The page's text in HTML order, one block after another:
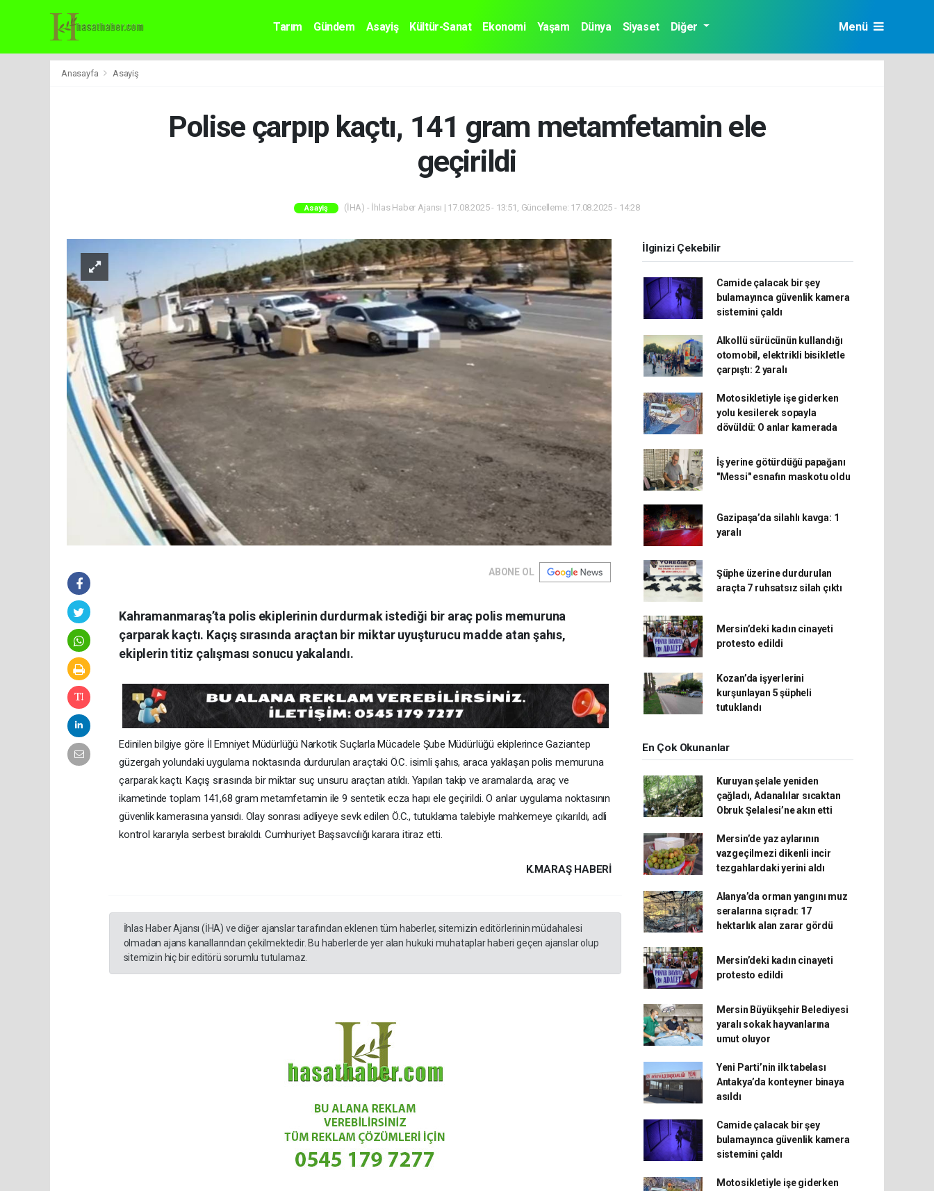
Tarım Gündem Asayiş Kültür-Sanat Ekonomi Yaşam Dünya Siyaset Diğer Menü
Anasayfa Asayiş
Polise çarpıp kaçtı, 141 gram metamfetamin ele
geçirildi
Asayiş (İHA) - İhlas Haber Ajansı | 17.08.2025 - 13:51, Güncelleme: 17.08.2025 - 14:28
ABONE OL
Kahramanmaraş’ta polis ekiplerinin durdurmak istediği bir araç polis memuruna
çarparak kaçtı. Kaçış sırasında araçtan bir miktar uyuşturucu madde atan şahıs,
ekiplerin titiz çalışması sonucu yakalandı.
Edinilen bilgiye göre İl Emniyet Müdürlüğü Narkotik Suçlarla Mücadele Şube Müdürlüğü ekiplerince Gaziantep
güzergah yolundaki uygulama noktasında durdurulan araçtaki Ö.C. isimli şahıs, araca yaklaşan polis memuruna
çarparak kaçtı. Kaçış sırasında bir miktar suç unsuru araçtan atıldı. Yapılan takip ve aramalarda, araç ve
ikametinde toplam 141,68 gram metamfetamin ile 9 sentetik ecza hapı ele geçirildi. O anlar uygulama noktasının
güvenlik kamerasına yansıdı. Olay sonrası adliyeye sevk edilen Ö.C., tutuklama talebiyle mahkemeye çıkarıldı, adli
kontrol kararıyla serbest bırakıldı. Cumhuriyet Başsavcılığı karara itiraz etti.
K.MARAŞ HABERİ
İhlas Haber Ajansı (İHA) ve diğer ajanslar tarafından eklenen tüm haberler, sitemizin editörlerinin müdahalesi
olmadan ajans kanallarından çekilmektedir. Bu haberlerde yer alan hukuki muhataplar haberi geçen ajanslar olup
sitemizin hiç bir editörü sorumlu tutulamaz.
İlginizi Çekebilir
Camide çalacak bir şey
bulamayınca güvenlik kamera
sistemini çaldı
Alkollü sürücünün kullandığı
otomobil, elektrikli bisikletle
çarpıştı: 2 yaralı
Motosikletiyle işe giderken
yolu kesilerek sopayla
dövüldü: O anlar kamerada
İş yerine götürdüğü papağanı
"Messi" esnafın maskotu oldu
Gazipaşa’da silahlı kavga: 1
yaralı
Şüphe üzerine durdurulan
araçta 7 ruhsatsız silah çıktı
Mersin’deki kadın cinayeti
protesto edildi
Kozan’da işyerlerini
kurşunlayan 5 şüpheli
tutuklandı
En Çok Okunanlar
Kuruyan şelale yeniden
çağladı, Adanalılar sıcaktan
Obruk Şelalesi’ne akın etti
Mersin’de yaz aylarının
vazgeçilmezi dikenli incir
tezgahlardaki yerini aldı
Alanya’da orman yangını muz
seralarına sıçradı: 17
hektarlık alan zarar gördü
Mersin’deki kadın cinayeti
protesto edildi
Mersin Büyükşehir Belediyesi
yaralı sokak hayvanlarına
umut oluyor
Yeni Parti’nin ilk tabelası
Antakya’da konteyner binaya
asıldı
Camide çalacak bir şey
bulamayınca güvenlik kamera
sistemini çaldı
Motosikletiyle işe giderken